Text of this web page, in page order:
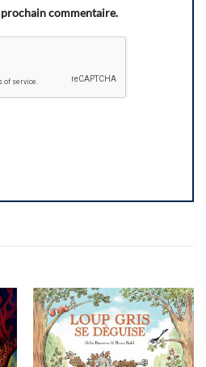
commentaire.